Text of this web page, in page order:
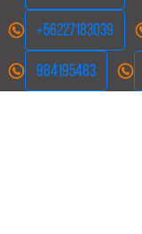
+56227183039
984195483